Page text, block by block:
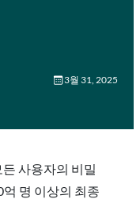
3월 31, 2025
사용자의 비밀
명 이상의 최종